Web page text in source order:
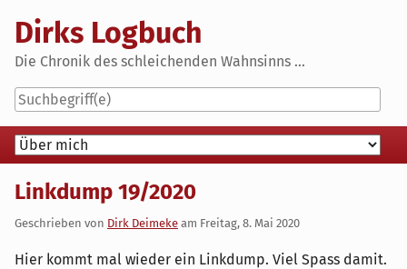
content
Dirks Logbuch
Die Chronik des schleichenden Wahnsinns ...
Navigation
Linkdump 19/2020
Geschrieben von Dirk Deimeke am Freitag, 8. Mai 2020
Hier kommt mal wieder ein Linkdump. Viel Spass damit.